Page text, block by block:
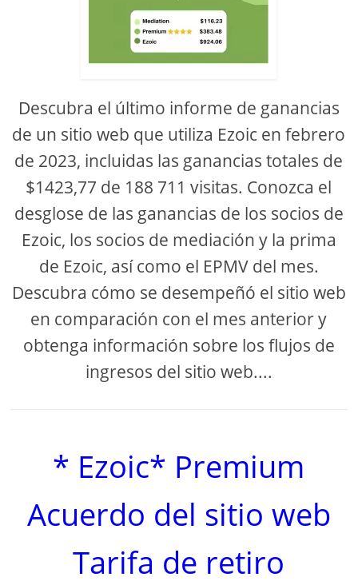
Descubra el último informe de ganancias
de un sitio web que utiliza Ezoic en febrero
de 2023, incluidas las ganancias totales de
$1423,77 de 188 711 visitas. Conozca el
desglose de las ganancias de los socios de
Ezoic, los socios de mediación y la prima
de Ezoic, así como el EPMV del mes.
Descubra cómo se desempeñó el sitio web
en comparación con el mes anterior y
obtenga información sobre los flujos de
ingresos del sitio web....
* Ezoic* Premium
Acuerdo del sitio web
Tarifa de retiro